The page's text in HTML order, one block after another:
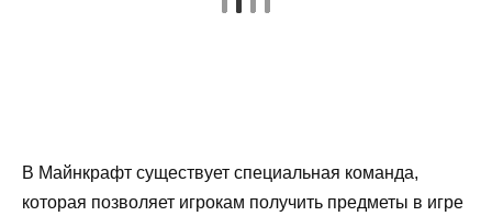
В Майнкрафт существует специальная команда,
которая позволяет игрокам получить предметы в игре